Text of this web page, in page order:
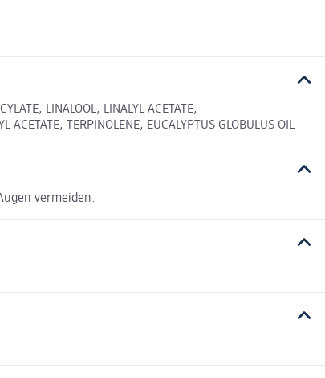
LINALOOL, LINALYL ACETATE,
ACETATE, TERPINOLENE, EUCALYPTUS GLOBULUS OIL
vermeiden.